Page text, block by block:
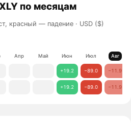
по месяцам
красный — падение · USD ($)
Апр Май Июн Июл Авг
+19.2 −89.0 −11.9
+19.2 −89.0 −11.9